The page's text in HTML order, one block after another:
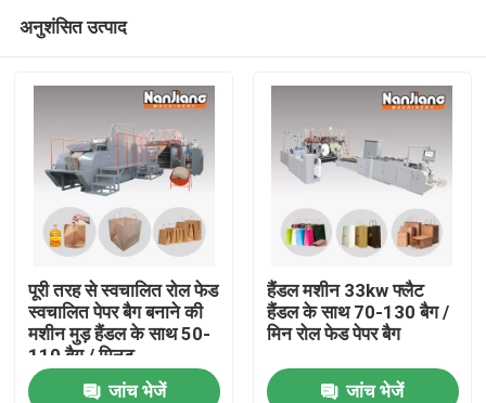
घर
अनुशंसित उत्पाद
पूरी तरह से स्वचालित रोल फेड
स्वचालित पेपर बैग बनाने की
मशीन मुड़ हैंडल के साथ 50-
110 बैग / मिनट
जांच भेजें
हैंडल मशीन 33kw फ्लैट
हैंडल के साथ 70-130 बैग /
मिन रोल फेड पेपर बैग
जांच भेजें